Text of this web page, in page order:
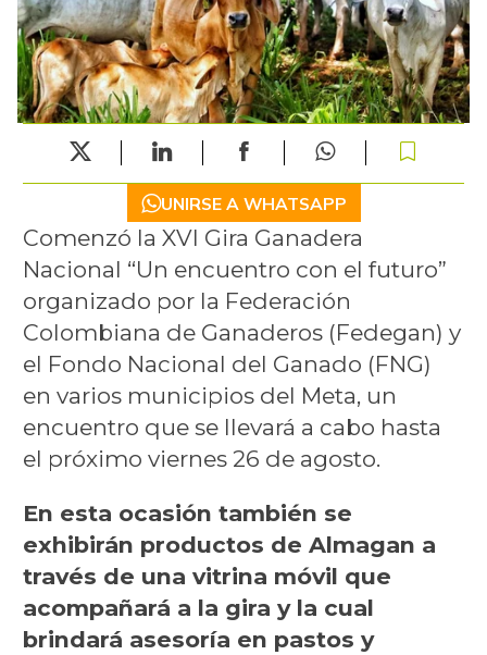
UNIRSE A WHATSAPP
Comenzó la XVI Gira Ganadera
Nacional “Un encuentro con el futuro”
organizado por la Federación
Colombiana de Ganaderos (Fedegan) y
el Fondo Nacional del Ganado (FNG)
en varios municipios del Meta, un
encuentro que se llevará a cabo hasta
el próximo viernes 26 de agosto.
En esta ocasión también se
exhibirán productos de Almagan a
través de una vitrina móvil que
acompañará a la gira y la cual
brindará asesoría en pastos y